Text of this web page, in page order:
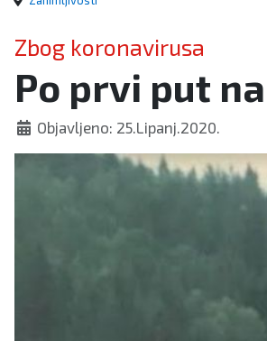
Zbog koronavirusa
Po prvi put
Objavljeno: 25.Lipanj.2020.